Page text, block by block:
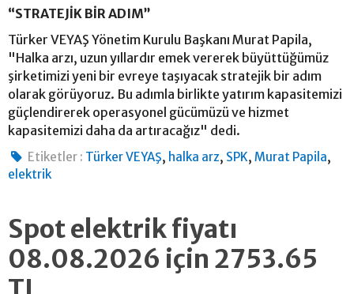
“STRATEJİK BİR ADIM”
Türker VEYAŞ Yönetim Kurulu Başkanı Murat Papila,
"Halka arzı, uzun yıllardır emek vererek büyüttüğümüz
şirketimizi yeni bir evreye taşıyacak stratejik bir adım
olarak görüyoruz. Bu adımla birlikte yatırım kapasitemizi
güçlendirerek operasyonel gücümüzü ve hizmet
kapasitemizi daha da artıracağız" dedi.
Etiketler : Türker VEYAŞ, halka arz, SPK,Murat Papila,
elektrik
Spot elektrik fiyatı
08.08.2026 için 2753.65